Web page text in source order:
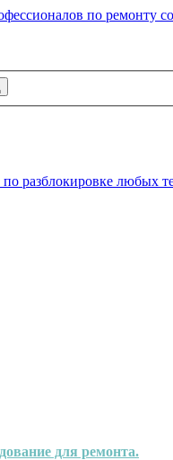
для ремонта.